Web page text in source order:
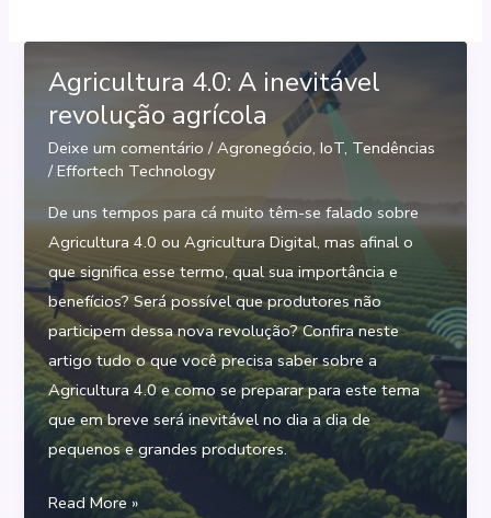
Agricultura 4.0: A inevitável
revolução agrícola
Deixe um comentário /Agronegócio,IoT, Tendências
/Effortech Technology
De uns tempos para cá muito têm-se falado sobre
Agricultura 4.0 ou Agricultura Digital, mas afinal o
que significa esse termo, qual sua importância e
benefícios? Será possível que produtores não
participem dessa nova revolução? Confira neste
artigo tudo o que você precisa saber sobre a
Agricultura 4.0 e como se preparar para este tema
que em breve será inevitável no dia a dia de
pequenos e grandes produtores.
Agricultura
Read More »